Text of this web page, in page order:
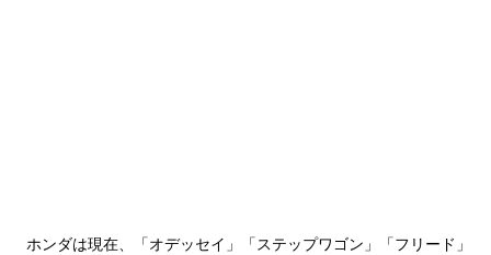
ホンダは現在、「オデッセイ」「ステップワゴン」「フリード」